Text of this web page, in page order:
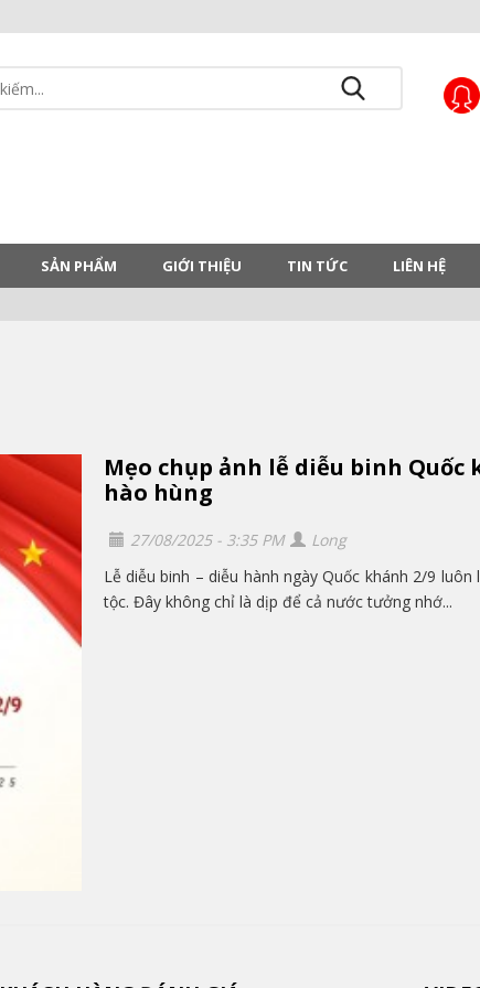
SẢN PHẨM GIỚI THIỆU TIN TỨC LIÊN HỆ
Mẹo chụp ảnh lễ diễu binh
hào hùng
27/08/2025 - 3:35 PM
Long
Lễ diễu binh – diễu hành ngày Quốc khánh 2/9
tộc. Đây không chỉ là dịp để cả nước tưởng nhớ...